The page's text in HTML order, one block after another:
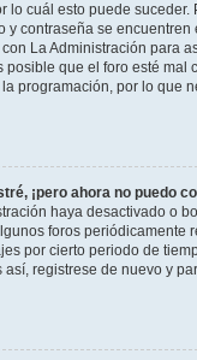
lo cuál esto puede suceder.
y contraseña se encuentren
La Administración para
posible que el foro esté mal
programación, por lo que
¡pero ahora no puedo
haya desactivado o
foros periódicamente
por cierto periodo de
así, registrese de nuevo y